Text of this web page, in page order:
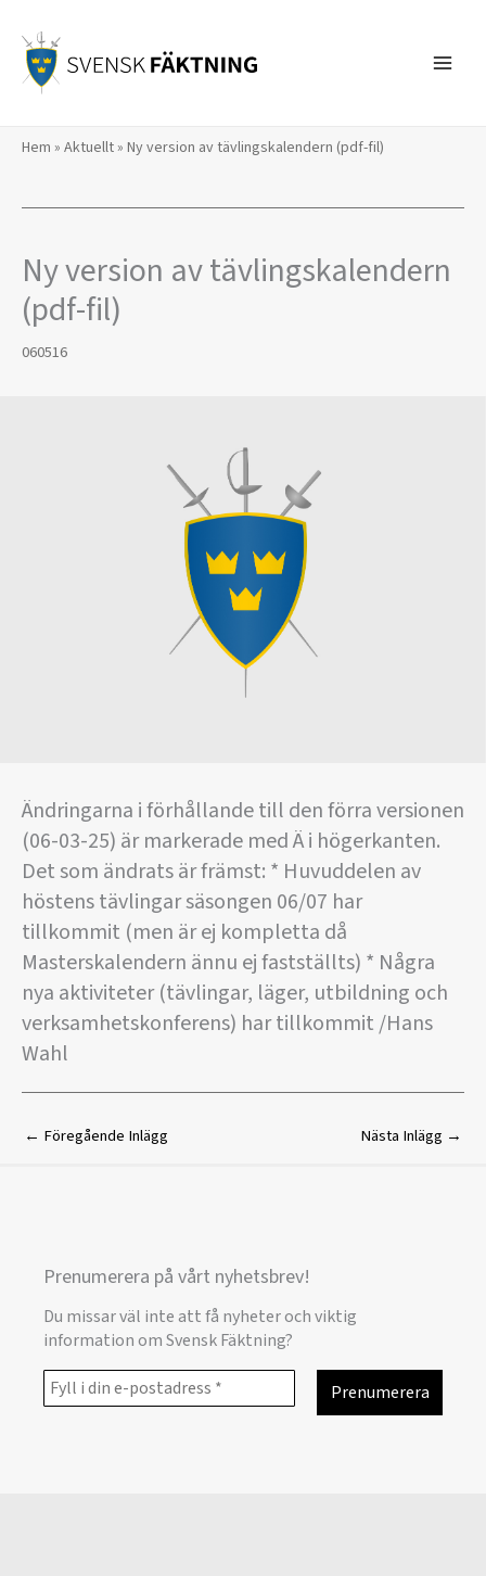
innehåll
Hem » Aktuellt» Ny version av tävlingskalendern (pdf-fil)
Ny version av tävlingskalendern
(pdf-fil)
060516
Ändringarna i förhållande till den förra versionen
(06-03-25) är markerade med Ä i högerkanten.
Det som ändrats är främst: * Huvuddelen av
höstens tävlingar säsongen 06/07 har
tillkommit (men är ej kompletta då
Masterskalendern ännu ej fastställts) * Några
nya aktiviteter (tävlingar, läger, utbildning och
verksamhetskonferens) har tillkommit /Hans
Wahl
← Föregående Inlägg Nästa Inlägg →
Prenumerera på vårt nyhetsbrev!
Du missar väl inte att få nyheter och viktig
information om Svensk Fäktning?